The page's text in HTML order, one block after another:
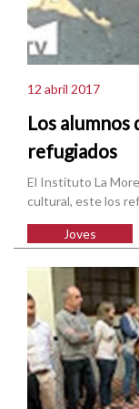
12 abril 2017
Los alumnos
refugiados
El Instituto La
cultural, este los
Joves